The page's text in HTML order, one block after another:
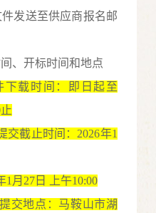
件发送至供应商报名邮
、开标时间和地点
载时间 ：即日起至
止
交截止时间：2026年1
1月27 日 上午10:00
交地点：马鞍山市湖